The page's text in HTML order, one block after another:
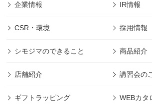
企業情報 IR情報
CSR・環境 採用情報
シモジマのできること 商品紹介
店舗紹介 講習会の
ギフトラッピング WEBカタ